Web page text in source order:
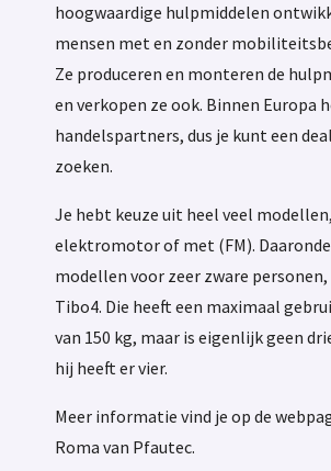
hoogwaardige hulpmiddelen
mensen met en zonder
Ze produceren en monteren de
en verkopen ze ook. Binnen Europa
handelspartners, dus je kunt een
zoeken.
Je hebt keuze uit heel veel
elektromotor of met (FM).
modellen voor zeer zware personen,
Tibo4. Die heeft een maximaal
van 150 kg, maar is eigenlijk geen
hij heeft er vier.
Meer informatie vind je op de
Roma van Pfautec.